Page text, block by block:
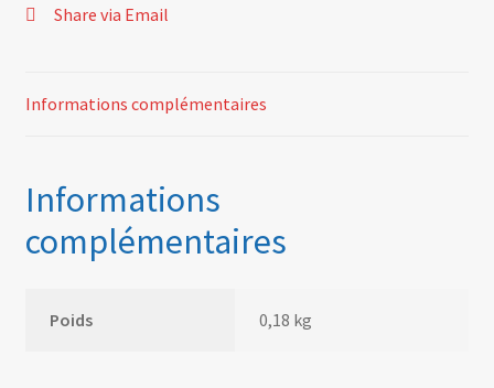
Share via Email
Informations complémentaires
Informations
complémentaires
Poids 0,18 kg